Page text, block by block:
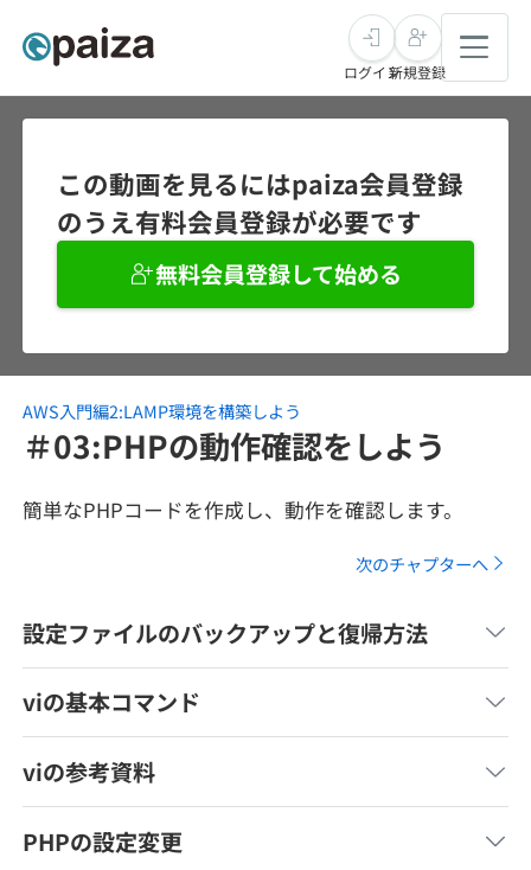
求人検索
インタビュー
転職成功ガイド
転職エージェント
未経験転職
インタビュー
転職成功ガイド
本選考
イベント・セミナー
インタビュー
就活成功ガイド
学習
講座一覧
ナレッジ
リファレンス
個人向けプラン
スキルチェック
評価結果一覧
再チャレンジ結果一覧
ログイン新規登録
この動画を見るにはpaiza会員登録
のうえ有料会員登録が必要です
無料会員登録して始める
AWS入門編2:LAMP環境を構築しよう
＃03:PHPの動作確認をしよう
簡単なPHPコードを作成し、動作を確認します。
次のチャプターへ
設定ファイルのバックアップと復帰方法
viの基本コマンド
viの参考資料
PHPの設定変更